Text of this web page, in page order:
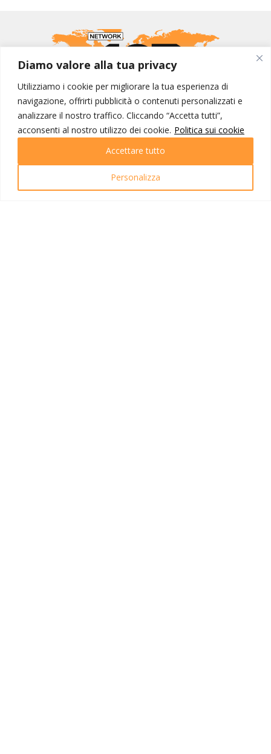
Diamo valore alla tua privacy
Utilizziamo i cookie per migliorare la tua esperienza di
navigazione, offrirti pubblicità o contenuti personalizzati e
analizzare il nostro traffico. Cliccando “Accetta tutti”,
acconsenti al nostro utilizzo dei cookie. Politica sui cookie
Personalizza
Accettare tutto
MONDO IOT VIAGGI
Corporate
Contatti
I NOSTRI PRODOTTI